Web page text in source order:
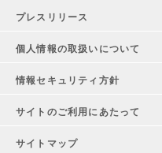
プレスリリース
個人情報の取扱いについて
情報セキュリティ方針
サイトのご利用にあたって
サイトマップ